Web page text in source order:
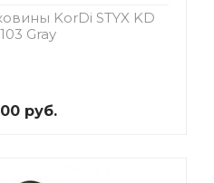
KorDi STYX KD
Gray
руб.